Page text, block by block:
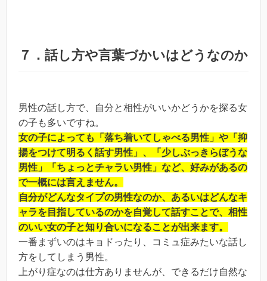
７．話し方や言葉づかいはどうなのか
男性の話し方で、自分と相性がいいかどうかを探る女
の子も多いですね。
女の子によっても「落ち着いてしゃべる男性」や「抑
揚をつけて明るく話す男性」、「少しぶっきらぼうな
男性」「ちょっとチャラい男性」など、好みがあるの
で一概には言えません。
自分がどんなタイプの男性なのか、あるいはどんなキ
ャラを目指しているのかを自覚して話すことで、相性
のいい女の子と知り合いになることが出来ます。
一番まずいのはキョドったり、コミュ症みたいな話し
方をしてしまう男性。
上がり症なのは仕方ありませんが、できるだけ自然な